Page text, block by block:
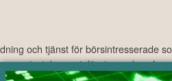
och tjänst för börsintresserade
privatekonomi, företagande och